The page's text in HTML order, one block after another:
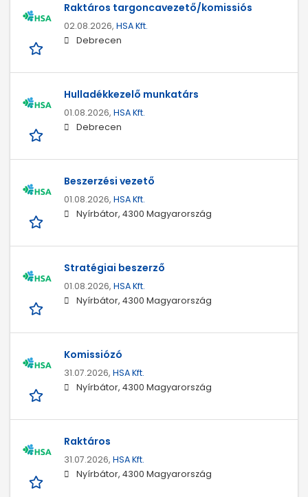
Raktáros targoncavezető/komissiós
02.08.2026, HSA Kft.
Debrecen
Hulladékkezelő munkatárs
01.08.2026, HSA Kft.
Debrecen
Beszerzési vezető
01.08.2026, HSA Kft.
Nyírbátor, 4300 Magyarország
Stratégiai beszerző
01.08.2026, HSA Kft.
Nyírbátor, 4300 Magyarország
Komissiózó
31.07.2026, HSA Kft.
Nyírbátor, 4300 Magyarország
Raktáros
31.07.2026, HSA Kft.
Nyírbátor, 4300 Magyarország